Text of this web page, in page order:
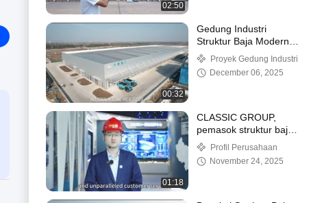
02:50
00:32
Gedung Industri
Struktur Baja Modern
Berkualitas Tinggi
Proyek Gedung Industri
December 06, 2025
01:18
CLASSIC GROUP,
pemasok struktur baja
yang terkenal di seluruh
dunia.
Profil Perusahaan
November 24, 2025